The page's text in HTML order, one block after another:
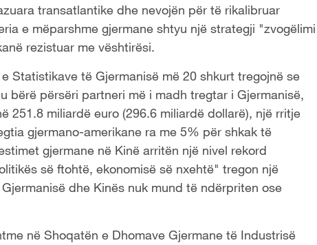
transatlantike dhe nevojën për të rikalibruar
e mëparshme gjermane shtyu një strategji "zvogëlimi
rezistuar me vështirësi.
Statistikave të Gjermanisë më 20 shkurt tregojnë se
bërë përsëri partneri më i madh tregtar i Gjermanisë,
251.8 miliardë euro (296.6 miliardë dollarë), një rritje
gjermano-amerikane ra me 5% për shkak të
gjermane në Kinë arritën një nivel rekord
së ftohtë, ekonomisë së nxehtë" tregon një
dhe Kinës nuk mund të ndërpriten ose
në Shoqatën e Dhomave Gjermane të Industrisë